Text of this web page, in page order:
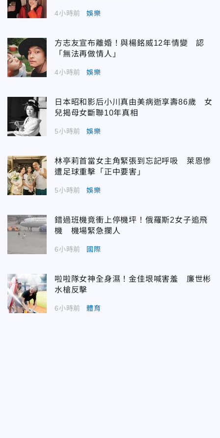
4小時前 娛樂
方志友宣布離婚！與楊銘威12年情變 認
「無法再做情人」
4小時前 娛樂
日本昭和影后小川真由美病逝享壽86歲 女
兒揭母女斷聯10年真相
5小時前 娛樂
林亭莉首當女主角緊張到忘記呼吸 萊恩慘
遭足球重擊「正中要害」
5小時前 娛樂
錯過班機竟衝上停機坪！俄羅斯2女子追飛
機 機場緊急攔人
6小時前 國際
啦啦隊女神全身濕！金佳垠喊害羞 廉世彬
水槍反擊
6小時前 體育